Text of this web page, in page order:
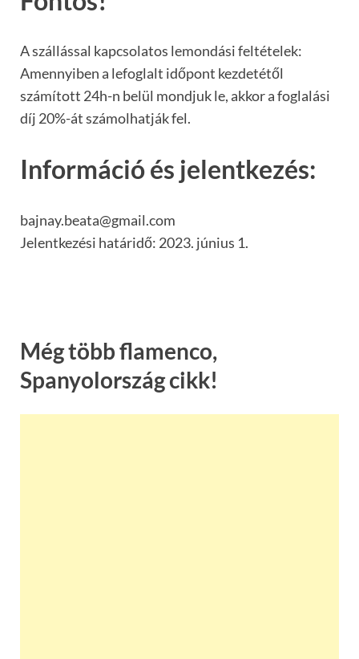
A szállással kapcsolatos lemondási feltételek:
Amennyiben a lefoglalt időpont kezdetétől
számított 24h-n belül mondjuk le, akkor a foglalási
díj 20%-át számolhatják fel.
Információ és jelentkezés:
bajnay.beata@gmail.com
Jelentkezési határidő: 2023. június 1.
Még több flamenco,
Spanyolország cikk!